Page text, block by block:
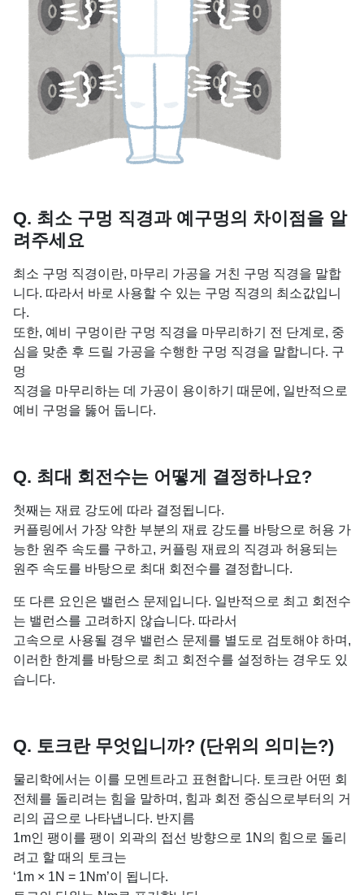
Q. 최소 구멍 직경과 예구멍의 차이점을 알
려주세요
최소 구멍 직경이란, 마무리 가공을 거친 구멍 직경을 말합
니다. 따라서 바로 사용할 수 있는 구멍 직경의 최소값입니
다.
또한, 예비 구멍이란 구멍 직경을 마무리하기 전 단계로, 중
심을 맞춘 후 드릴 가공을 수행한 구멍 직경을 말합니다. 구
멍
직경을 마무리하는 데 가공이 용이하기 때문에, 일반적으로
예비 구멍을 뚫어 둡니다.
Q. 최대 회전수는 어떻게 결정하나요?
첫째는 재료 강도에 따라 결정됩니다.
커플링에서 가장 약한 부분의 재료 강도를 바탕으로 허용 가
능한 원주 속도를 구하고, 커플링 재료의 직경과 허용되는
원주 속도를 바탕으로 최대 회전수를 결정합니다.
또 다른 요인은 밸런스 문제입니다. 일반적으로 최고 회전수
는 밸런스를 고려하지 않습니다. 따라서
고속으로 사용될 경우 밸런스 문제를 별도로 검토해야 하며,
이러한 한계를 바탕으로 최고 회전수를 설정하는 경우도 있
습니다.
Q. 토크란 무엇입니까? (단위의 의미는?)
물리학에서는 이를 모멘트라고 표현합니다. 토크란 어떤 회
전체를 돌리려는 힘을 말하며, 힘과 회전 중심으로부터의 거
리의 곱으로 나타냅니다. 반지름
1m인 팽이를 팽이 외곽의 접선 방향으로 1N의 힘으로 돌리
려고 할 때의 토크는
‘1m × 1N = 1Nm’이 됩니다.